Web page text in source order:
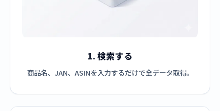
1. 検索する
商品名、JAN、ASINを入力するだけで全データ取得。